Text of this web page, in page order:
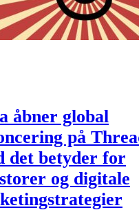
åbner global
på
det betyder for
og digitale